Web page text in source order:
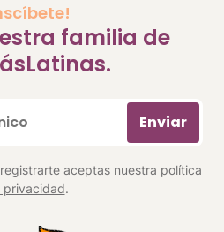
familia de
Enviar
aceptas nuestra política
privacidad.